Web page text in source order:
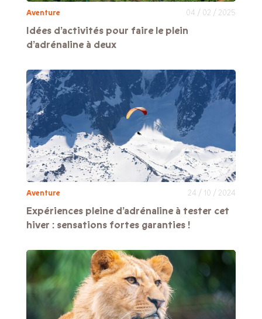
Aventure 04 / 02 / 2025
Idées d’activités pour faire le plein
d’adrénaline à deux
Aventure 24 / 10 / 2024
Expériences pleine d’adrénaline à tester cet
hiver : sensations fortes garanties !